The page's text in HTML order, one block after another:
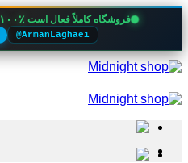
فروشگاه کاملاً فعال است ۱۰۰٪
@ArmanLaghaei
Skip
to